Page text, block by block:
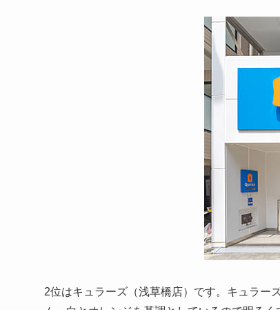
2位はキュラーズ（浅草橋店）です。キュラー